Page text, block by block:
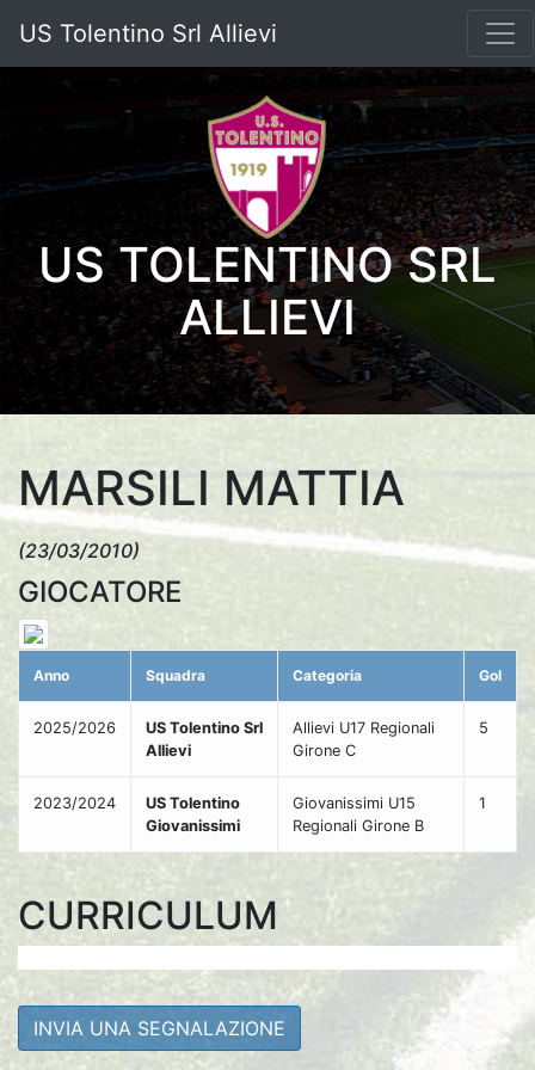
US Tolentino Srl Allievi
US TOLENTINO SRL
ALLIEVI
MARSILI MATTIA
(23/03/2010)
GIOCATORE
Anno Squadra Categoria Gol
2025/2026
US Tolentino Srl
Allievi
Allievi U17 Regionali
Girone C
5
2023/2024
US Tolentino
Giovanissimi
Giovanissimi U15
Regionali Girone B
1
CURRICULUM
INVIA UNA SEGNALAZIONE